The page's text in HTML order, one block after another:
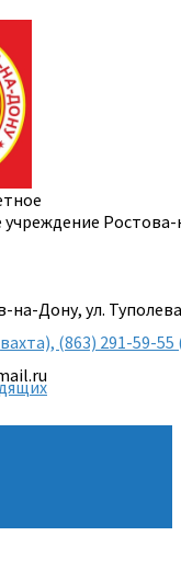
на-Дону, ул.
(863) 291-59-